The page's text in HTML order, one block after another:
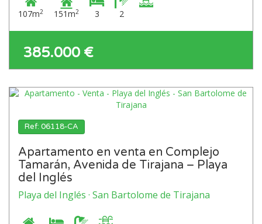
107m2 151m2 3 2
385.000 €
Ref: 06118-CA
Apartamento en venta en Complejo
Tamarán, Avenida de Tirajana – Playa
del Inglés
Playa del Inglés · San Bartolome de Tirajana